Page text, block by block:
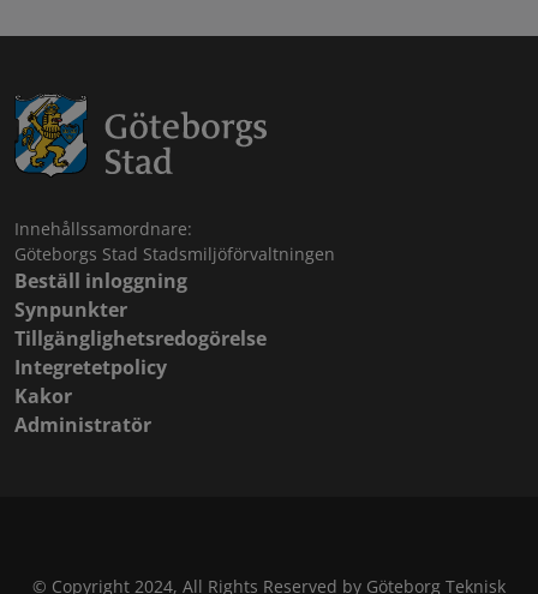
Innehållssamordnare:
Göteborgs Stad Stadsmiljöförvaltningen
Beställ inloggning
Synpunkter
Tillgänglighetsredogörelse
Integretetpolicy
Kakor
Administratör
© Copyright 2024, All Rights Reserved by Göteborg Teknisk